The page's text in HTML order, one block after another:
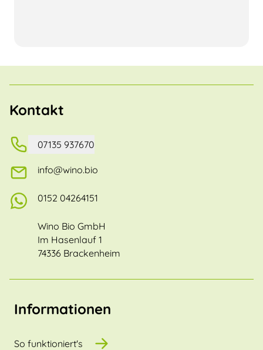
Kontakt
07135 937670
info@wino.bio
0152 04264151
Wino Bio GmbH
Im Hasenlauf 1
74336 Brackenheim
Informationen
So funktioniert's